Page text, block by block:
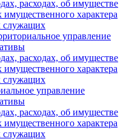
расходах, об имуществе
имущественного характера
служащих
управление
расходах, об имуществе
имущественного характера
служащих
управление
расходах, об имуществе
имущественного характера
служащих